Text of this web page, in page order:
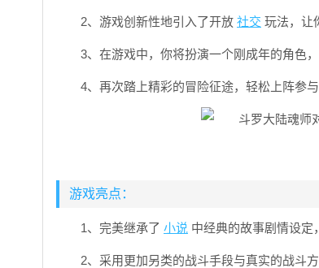
2、游戏创新性地引入了开放 社交 玩法，让
3、在游戏中，你将扮演一个刚成年的角色
4、再次踏上精彩的冒险征途，轻松上阵参
游戏亮点：
1、完美继承了 小说 中经典的故事剧情设定
2、采用更加另类的战斗手段与真实的战斗